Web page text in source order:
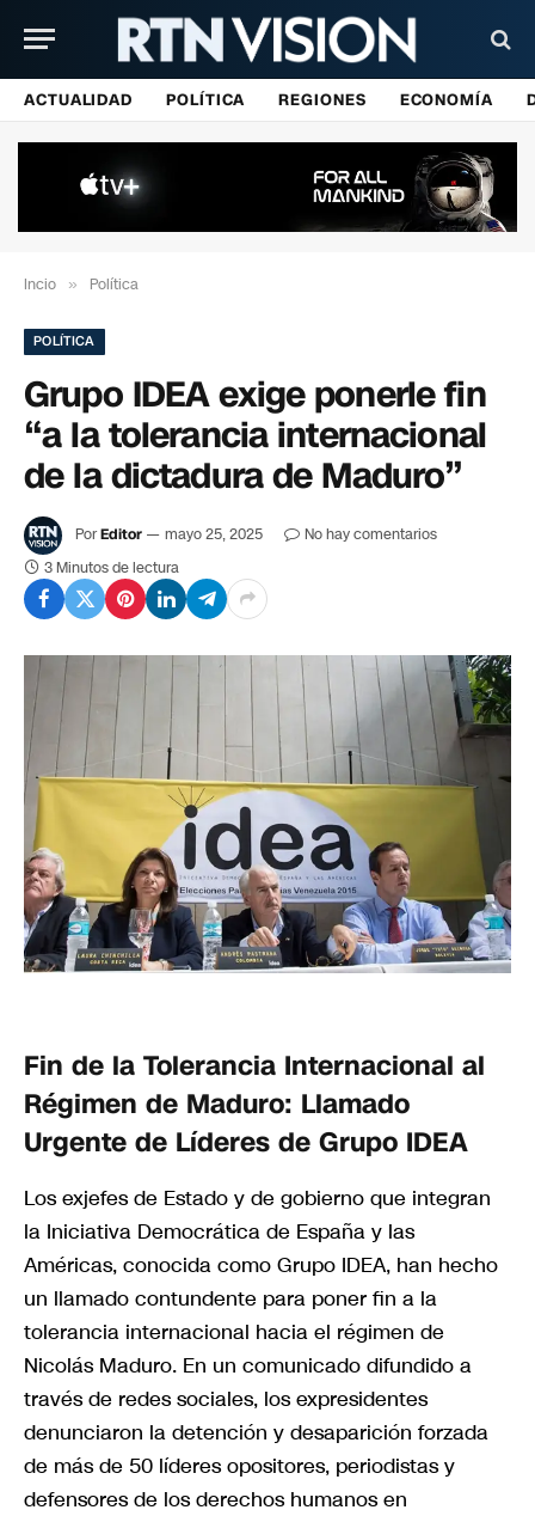
ACTUALIDAD POLÍTICA REGIONES ECONOMÍA
Incio » Política
POLÍTICA
Grupo IDEA exige ponerle fin
“a la tolerancia internacional
de la dictadura de Maduro”
PorEditor mayo 25, 2025
No hay comentarios
3 Minutos de lectura
Fin de la Tolerancia Internacional al
Régimen de Maduro: Llamado
Urgente de Líderes de Grupo IDEA
Los exjefes de Estado y de gobierno que integran
la Iniciativa Democrática de España y las
Américas, conocida como Grupo IDEA, han hecho
un llamado contundente para poner fin a la
tolerancia internacional hacia el régimen de
Nicolás Maduro. En un comunicado difundido a
través de redes sociales, los expresidentes
denunciaron la detención y desaparición forzada
de más de 50 líderes opositores, periodistas y
defensores de los derechos humanos en